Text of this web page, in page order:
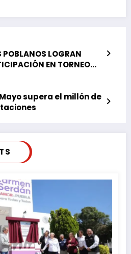
LOGRAN
EN TORNEO
supera el millón de